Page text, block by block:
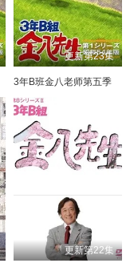
更新第23集
3年B班金八老师第五季
更新第22集